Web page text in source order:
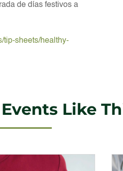
de días festivos a
tip-sheets/healthy-
Like